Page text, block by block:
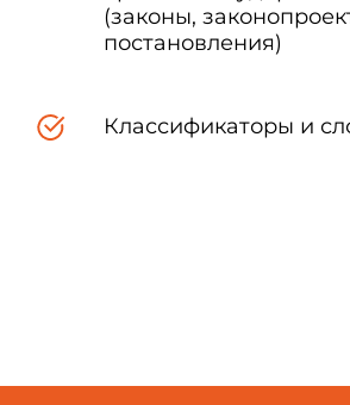
(законы,
постановления)
Классификаторы и